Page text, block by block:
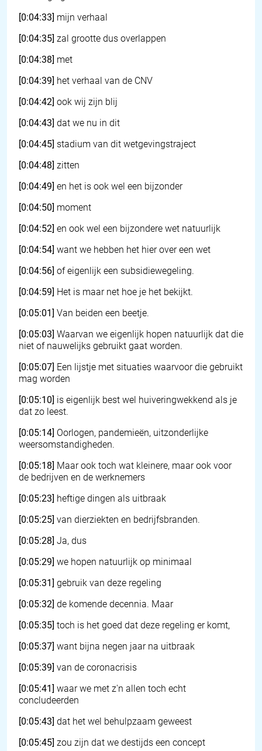
[0:04:33] mijn verhaal
[0:04:35] zal grootte dus overlappen
[0:04:38] met
[0:04:39] het verhaal van de CNV
[0:04:42] ook wij zijn blij
[0:04:43] dat we nu in dit
[0:04:45] stadium van dit wetgevingstraject
[0:04:48] zitten
[0:04:49] en het is ook wel een bijzonder
[0:04:50] moment
[0:04:52] en ook wel een bijzondere wet natuurlijk
[0:04:54] want we hebben het hier over een wet
[0:04:56] of eigenlijk een subsidiewegeling.
[0:04:59] Het is maar net hoe je het bekijkt.
[0:05:01] Van beiden een beetje.
[0:05:03] Waarvan we eigenlijk hopen natuurlijk dat die
niet of nauwelijks gebruikt gaat worden.
[0:05:07] Een lijstje met situaties waarvoor die gebruikt
mag worden
[0:05:10] is eigenlijk best wel huiveringwekkend als je
dat zo leest.
[0:05:14] Oorlogen, pandemieën, uitzonderlijke
weersomstandigheden.
[0:05:18] Maar ook toch wat kleinere, maar ook voor
de bedrijven en de werknemers
[0:05:23] heftige dingen als uitbraak
[0:05:25] van dierziekten en bedrijfsbranden.
[0:05:28] Ja, dus
[0:05:29] we hopen natuurlijk op minimaal
[0:05:31] gebruik van deze regeling
[0:05:32] de komende decennia. Maar
[0:05:35] toch is het goed dat deze regeling er komt,
[0:05:37] want bijna negen jaar na uitbraak
[0:05:39] van de coronacrisis
[0:05:41] waar we met z'n allen toch echt
concludeerden
[0:05:43] dat het wel behulpzaam geweest
[0:05:45] zou zijn dat we destijds een concept